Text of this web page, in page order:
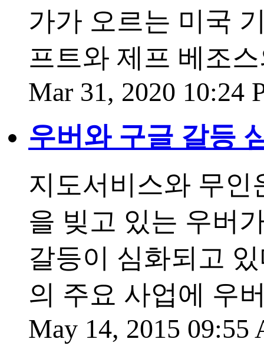
가가 오르는 미국
프트와 제프 베조
Mar 31, 2020 10:24
우버와 구글 갈등
지도서비스와 무인
을 빚고 있는 우버
갈등이 심화되고
의 주요 사업에 우
May 14, 2015 09:55